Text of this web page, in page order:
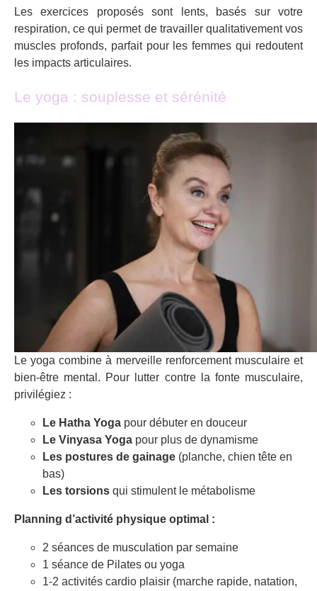
Les exercices proposés sont lents, basés sur votre
respiration, ce qui permet de travailler qualitativement vos
muscles profonds, parfait pour les femmes qui redoutent
les impacts articulaires.
Le yoga : souplesse et sérénité
Le yoga combine à merveille renforcement musculaire et
bien-être mental. Pour lutter contre la fonte musculaire,
privilégiez :
Le Hatha Yoga pour débuter en douceur
Le Vinyasa Yoga pour plus de dynamisme
Les postures de gainage (planche, chien tête en
bas)
Les torsions qui stimulent le métabolisme
Planning d’activité physique optimal :
2 séances de musculation par semaine
1 séance de Pilates ou yoga
1-2 activités cardio plaisir (marche rapide, natation,